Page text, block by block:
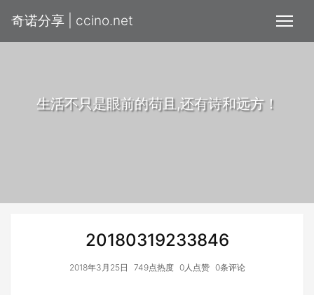
奇诺分享 | ccino.net
生活不只是眼前的苟且,还有诗和远方！
20180319233846
2018年3月25日 749点热度 0人点赞 0条评论